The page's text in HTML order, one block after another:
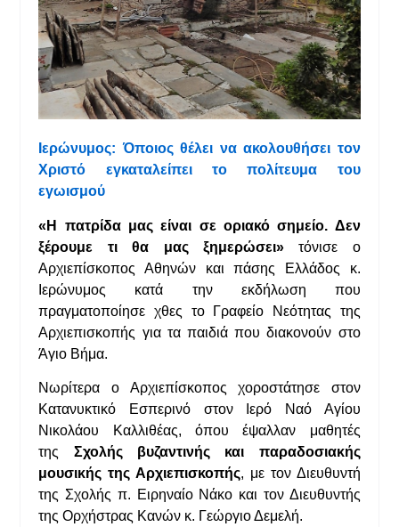
Iερώνυμος: Όποιος θέλει να ακολουθήσει τον
Χριστό εγκαταλείπει το πολίτευμα του
εγωισμού
«Η πατρίδα μας είναι σε οριακό σημείο. Δεν
ξέρουμε τι θα μας ξημερώσει»τόνισε ο
Αρχιεπίσκοπος Αθηνών και πάσης Ελλάδος κ.
Iερώνυμος κατά την εκδήλωση που
πραγματοποίησε χθες το Γραφείο Νεότητας της
Αρχιεπισκοπής για τα παιδιά που διακονούν στο
Άγιο Βήμα.
Νωρίτερα ο Αρχιεπίσκοπος χοροστάτησε στον
Κατανυκτικό Εσπερινό στον Ιερό Ναό Αγίου
Νικολάου Καλλιθέας, όπου έψαλλαν μαθητές
της Σχολής βυζαντινής και παραδοσιακής
μουσικής της Αρχιεπισκοπής, με τον Διευθυντή
της Σχολής π. Ειρηναίο Νάκο και τον Διευθυντής
της Ορχήστρας Κανών κ. Γεώργιο Δεμελή.